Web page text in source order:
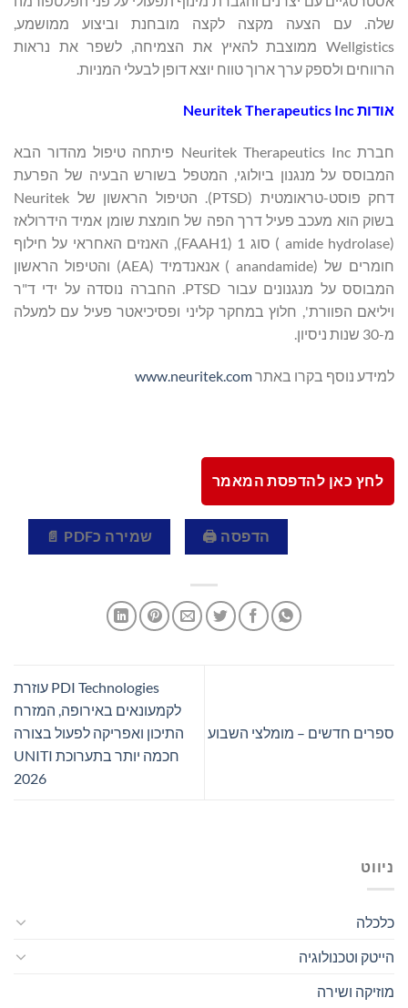
שלה. עם הצעה מקצה לקצה מובחנת וביצוע ממושמע,
Wellgistics ממוצבת להאיץ את הצמיחה, לשפר את נראות
הרווחים ולספק ערך ארוך טווח יוצא דופן לבעלי המניות.
אודותNeuritek Therapeutics Inc
חברת Neuritek Therapeutics Inc פיתחה טיפול מהדור הבא
המבוסס על מנגנון ביולוגי, המטפל בשורש הבעיה של הפרעת
דחק פוסט-טראומטית (PTSD). הטיפול הראשון של Neuritek
בשוק הוא מעכב פעיל דרך הפה של חומצת שומן אמיד הידרולאז
(amide hydrolase ) סוג 1 (FAAH1), האנזים האחראי על חילוף
חומרים של (anandamide ) אנאנדמיד (AEA) והטיפול הראשון
המבוסס על מנגנונים עבור PTSD. החברה נוסדה על ידי ד"ר
ויליאם הפוורת', חלוץ במחקר קליני ופסיכיאטר פעיל עם למעלה
מ-30 שנות ניסיון.
למידע נוסף בקרו באתרwww.neuritek.com
לחץ כאן להדפסת המאמר
הדפסה 🖨 שמירה כPDF 📄
ספרים חדשים – מומלצי השבוע
PDI Technologies עוזרת
לקמעונאים באירופה, המזרח
התיכון ואפריקה לפעול בצורה
חכמה יותר בתערוכת UNITI
2026
ניווט
כלכלה
הייטק וטכנולוגיה
מוזיקה ושירה